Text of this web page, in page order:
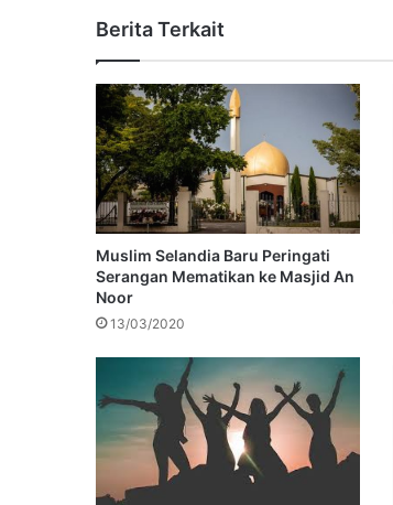
Berita Terkait
Muslim Selandia Baru Peringati
Serangan Mematikan ke Masjid An
Noor
13/03/2020